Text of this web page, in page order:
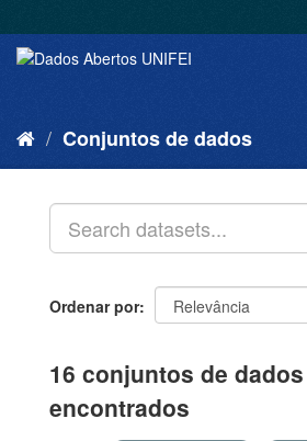
Conjuntos de dados
Ordenar por
16 conjuntos de dados
encontrados